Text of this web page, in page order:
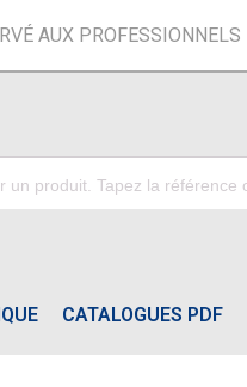
AUX PROFESSIONNELS
CATALOGUES PDF